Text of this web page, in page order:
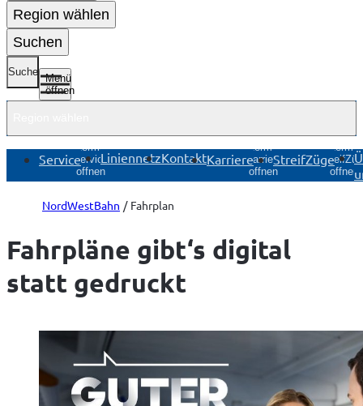
Region wählen
Suchen
Suche
Menü
öffnen
Service
Untermenü
Service
öffnen
LiniennetzKontaktKarriere
Untermenü
Karriere
öffnen
StreifZüge
öffnen
NordWestBahn Fahrplan
Fahrpläne gibt‘s digital
statt gedruckt